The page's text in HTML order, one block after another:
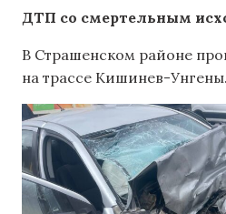
ДТП со смертельным
В Страшенском районе
на трассе Кишинев-Унгены.